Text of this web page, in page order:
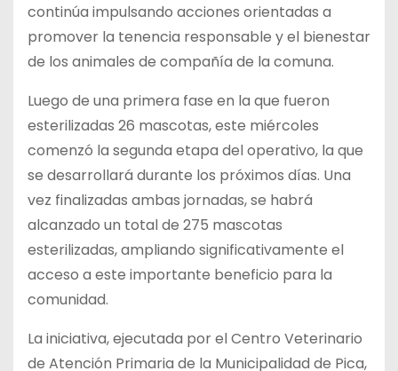
continúa impulsando acciones orientadas a
promover la tenencia responsable y el bienestar
de los animales de compañía de la comuna.
Luego de una primera fase en la que fueron
esterilizadas 26 mascotas, este miércoles
comenzó la segunda etapa del operativo, la que
se desarrollará durante los próximos días. Una
vez finalizadas ambas jornadas, se habrá
alcanzado un total de 275 mascotas
esterilizadas, ampliando significativamente el
acceso a este importante beneficio para la
comunidad.
La iniciativa, ejecutada por el Centro Veterinario
de Atención Primaria de la Municipalidad de Pica,